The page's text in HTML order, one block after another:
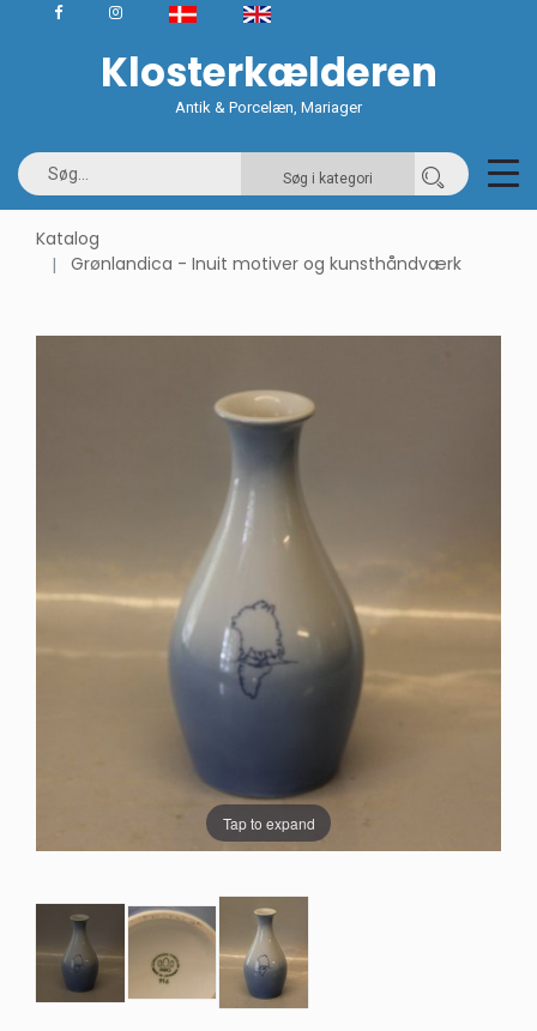
Klosterkælderen
Antik & Porcelæn, Mariager
Søg i kategori
Katalog
Grønlandica - Inuit motiver og kunsthåndværk
Tap to expand